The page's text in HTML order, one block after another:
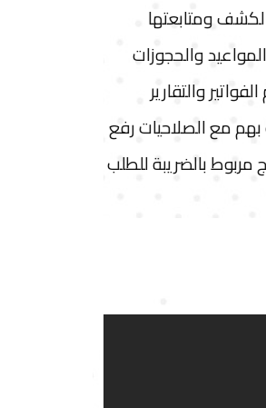
ومتابعتها
والحجوزات
والتقارير
بهم مع الصلاحيات رفع
مربوط بالضريبة للطلب